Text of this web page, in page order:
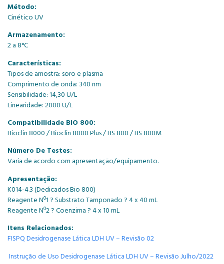
Método:
Cinético UV
Armazenamento:
2 a 8°C
Características:
Tipos de amostra: soro e plasma
Comprimento de onda: 340 nm
Sensibilidade: 14,30 U/L
Linearidade: 2000 U/L
Compatibilidade BIO 800:
Bioclin 8000 / Bioclin 8000 Plus / BS 800 / BS 800M
Número De Testes:
Varia de acordo com apresentação/equipamento.
Apresentação:
K014-4.3 (Dedicados Bio 800)
Reagente Nº1 ? Substrato Tamponado ? 4 x 40 mL
Reagente Nº2 ? Coenzima ? 4 x 10 mL
Itens Relacionados:
FISPQ Desidrogenase Lática LDH UV – Revisão 02
Instrução de Uso Desidrogenase Lática LDH UV – Revisão Julho/2022